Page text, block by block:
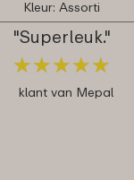
Kleur: Assorti
"Superleuk."
★★★★★
★★★★★
klant van Mepal